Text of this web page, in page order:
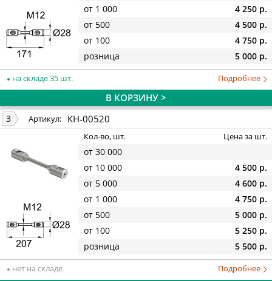
от 1 000
4 250 р.
от 500
4 500 р.
от 100
4 750 р.
розница
5 000 р.
на складе 35 шт. Подробнее
В КОРЗИНУ >
3 Артикул: КН-00520
Кол-во, шт. Цена за шт.
от 30 000
от 10 000
4 500 р.
от 5 000
4 600 р.
от 1 000
4 750 р.
от 500
5 000 р.
от 100
5 250 р.
розница
5 500 р.
нет на складе Подробнее